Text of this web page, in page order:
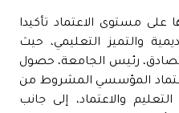
على مستوى الاعتماد تأكيدا
والتميز التعليمي، حيث
رئيس الجامعة، حصول
المؤسسي المشروط من
والاعتماد، إلى جانب